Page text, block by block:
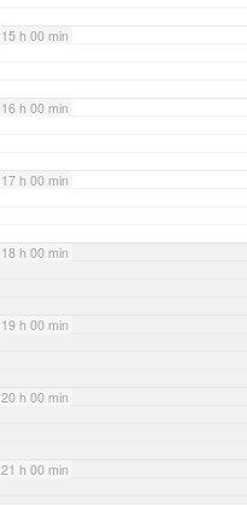
15 h 00 min
16 h 00 min
17 h 00 min
18 h 00 min
19 h 00 min
20 h 00 min
21 h 00 min